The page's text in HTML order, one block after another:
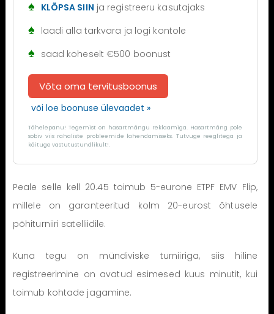
KLÕPSA SIIN ja registreeru kasutajaks
laadi alla tarkvara ja logi kontole
saad koheselt €500 boonust
Võta oma tervitusboonus
või loe boonuse ülevaadet »
Tähelepanu! Tegemist on hasartmängu reklaamiga. Hasartmäng pole
sobiv viis rahaliste probleemide lahendamiseks. Tutvuge reeglitega ja
käituge vastutustundlikult!.
Peale selle kell 20.45 toimub 5-eurone ETPF EMV Flip,
millele on garanteeritud kolm 20-eurost õhtusele
põhiturniiri satelliidile.
Kuna tegu on mündiviske turniiriga, siis hiline
registreerimine on avatud esimesed kuus minutit, kui
toimub kohtade jagamine.